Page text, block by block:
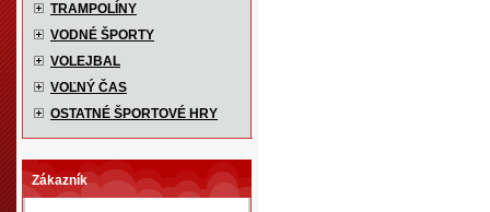
TRAMPOLÍNY
VODNÉ ŠPORTY
VOLEJBAL
VOĽNÝ ČAS
OSTATNÉ ŠPORTOVÉ HRY
Zákazník